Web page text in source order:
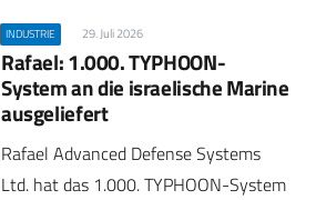
INDUSTRIE 29. Juli 2026
Rafael: 1.000. TYPHOON-
System an die israelische Marine
ausgeliefert
Rafael Advanced Defense Systems
Ltd. hat das 1.000. TYPHOON-System